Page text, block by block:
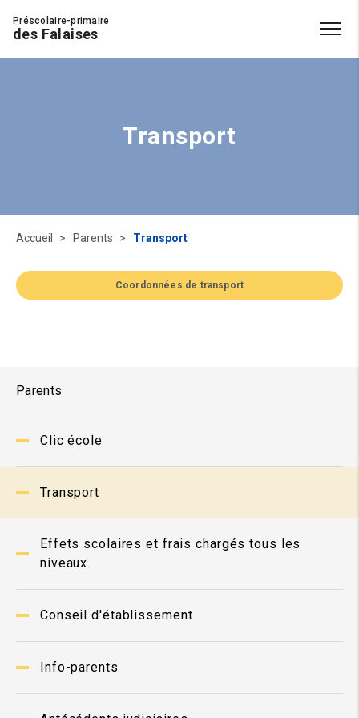
Préscolaire-primaire
des Falaises
Transport
Parents
Clic école
Transport
Effets scolaires et frais chargés tous les
niveaux
Conseil d'établissement
Info-parents
Accueil Parents Transport
Coordonnées de transport